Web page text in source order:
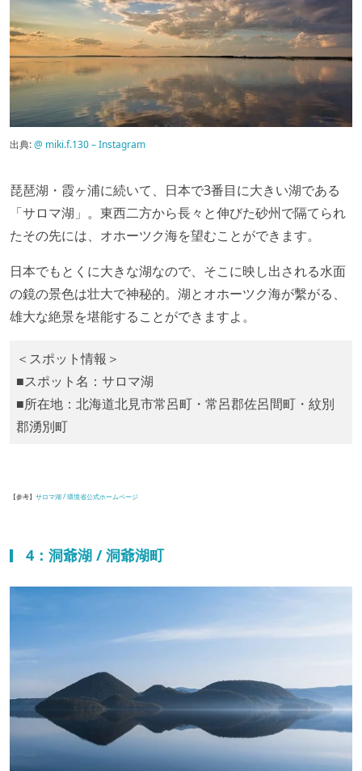
出典:@ miki.f.130 – Instagram
琵琶湖・霞ヶ浦に続いて、日本で3番目に大きい湖である
「サロマ湖」。東西二方から長々と伸びた砂州で隔てられ
たその先には、オホーツク海を望むことができます。
日本でもとくに大きな湖なので、そこに映し出される水面
の鏡の景色は壮大で神秘的。湖とオホーツク海が繫がる、
雄大な絶景を堪能することができますよ。
＜スポット情報＞
■スポット名：サロマ湖
■所在地：北海道北見市常呂町・常呂郡佐呂間町・紋別
郡湧別町
【参考】 サロマ湖 / 環境省公式ホームページ
4：洞爺湖 / 洞爺湖町